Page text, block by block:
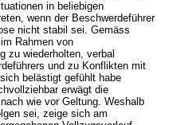
in beliebigen
wenn der Beschwerdeführer
nicht stabil sei. Gemäss
Rahmen von
zu wiederholten, verbal
und zu Konflikten mit
belästigt gefühlt habe
erwägt die
wie vor Geltung. Weshalb
sei, zeige sich am